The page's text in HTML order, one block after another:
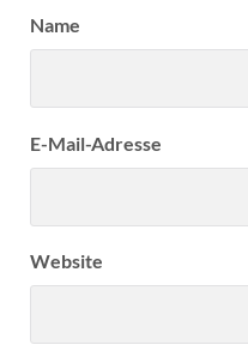
Name
E-Mail-Adresse
Website